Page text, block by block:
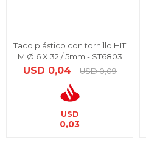
Taco plástico con tornillo HIT
M Ø 6 X 32 / 5mm - ST6803
USD 0,04 USD 0,09
USD
0,03